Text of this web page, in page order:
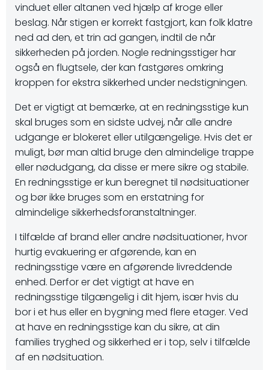
vinduet eller altanen ved hjælp af kroge eller
beslag. Når stigen er korrekt fastgjort, kan folk klatre
ned ad den, et trin ad gangen, indtil de når
sikkerheden på jorden. Nogle redningsstiger har
også en flugtsele, der kan fastgøres omkring
kroppen for ekstra sikkerhed under nedstigningen.
Det er vigtigt at bemærke, at en redningsstige kun
skal bruges som en sidste udvej, når alle andre
udgange er blokeret eller utilgængelige. Hvis det er
muligt, bør man altid bruge den almindelige trappe
eller nødudgang, da disse er mere sikre og stabile.
En redningsstige er kun beregnet til nødsituationer
og bør ikke bruges som en erstatning for
almindelige sikkerhedsforanstaltninger.
I tilfælde af brand eller andre nødsituationer, hvor
hurtig evakuering er afgørende, kan en
redningsstige være en afgørende livreddende
enhed. Derfor er det vigtigt at have en
redningsstige tilgængelig i dit hjem, især hvis du
bor i et hus eller en bygning med flere etager. Ved
at have en redningsstige kan du sikre, at din
families tryghed og sikkerhed er i top, selv i tilfælde
af en nødsituation.